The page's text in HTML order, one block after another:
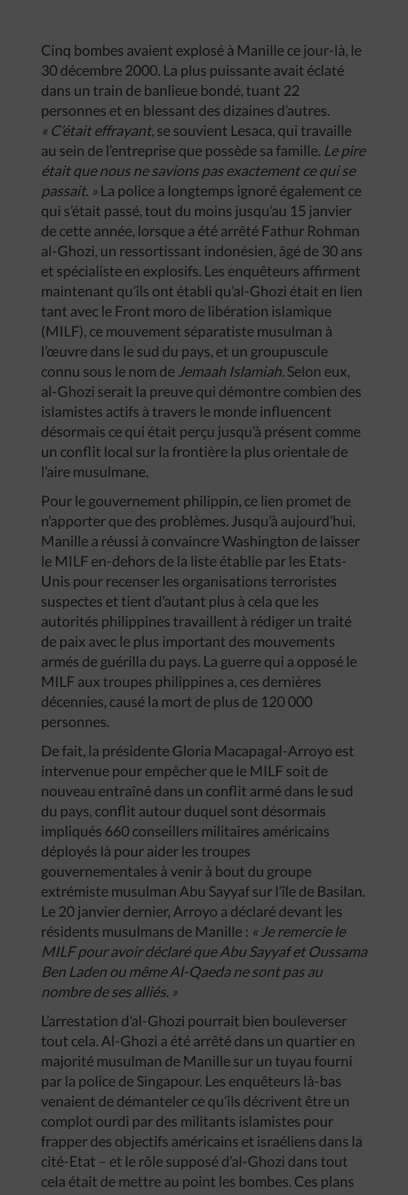
Cinq bombes avaient explosé à Manille ce jour-là, le
30 décembre 2000. La plus puissante avait éclaté
dans un train de banlieue bondé, tuant 22
personnes et en blessant des dizaines d’autres.
« C’était effrayant, se souvient Lesaca, qui travaille
au sein de l’entreprise que possède sa famille. Le pire
était que nous ne savions pas exactement ce qui se
passait. » La police a longtemps ignoré également ce
qui s’était passé, tout du moins jusqu’au 15 janvier
de cette année, lorsque a été arrêté Fathur Rohman
al-Ghozi, un ressortissant indonésien, âgé de 30 ans
et spécialiste en explosifs. Les enquêteurs affirment
maintenant qu’ils ont établi qu’al-Ghozi était en lien
tant avec le Front moro de libération islamique
(MILF), ce mouvement séparatiste musulman à
l’œuvre dans le sud du pays, et un groupuscule
connu sous le nom de Jemaah Islamiah. Selon eux,
al-Ghozi serait la preuve qui démontre combien des
islamistes actifs à travers le monde influencent
désormais ce qui était perçu jusqu’à présent comme
un conflit local sur la frontière la plus orientale de
l’aire musulmane.
Pour le gouvernement philippin, ce lien promet de
n’apporter que des problèmes. Jusqu’à aujourd’hui,
Manille a réussi à convaincre Washington de laisser
le MILF en-dehors de la liste établie par les Etats-
Unis pour recenser les organisations terroristes
suspectes et tient d’autant plus à cela que les
autorités philippines travaillent à rédiger un traité
de paix avec le plus important des mouvements
armés de guérilla du pays. La guerre qui a opposé le
MILF aux troupes philippines a, ces dernières
décennies, causé la mort de plus de 120 000
personnes.
De fait, la présidente Gloria Macapagal-Arroyo est
intervenue pour empêcher que le MILF soit de
nouveau entraîné dans un conflit armé dans le sud
du pays, conflit autour duquel sont désormais
impliqués 660 conseillers militaires américains
déployés là pour aider les troupes
gouvernementales à venir à bout du groupe
extrémiste musulman Abu Sayyaf sur l’île de Basilan.
Le 20 janvier dernier, Arroyo a déclaré devant les
résidents musulmans de Manille : « Je remercie le
MILF pour avoir déclaré que Abu Sayyaf et Oussama
Ben Laden ou même Al-Qaeda ne sont pas au
nombre de ses alliés. »
L’arrestation d’al-Ghozi pourrait bien bouleverser
tout cela. Al-Ghozi a été arrêté dans un quartier en
majorité musulman de Manille sur un tuyau fourni
par la police de Singapour. Les enquêteurs là-bas
venaient de démanteler ce qu’ils décrivent être un
complot ourdi par des militants islamistes pour
frapper des objectifs américains et israéliens dans la
cité-Etat – et le rôle supposé d’al-Ghozi dans tout
cela était de mettre au point les bombes. Ces plans